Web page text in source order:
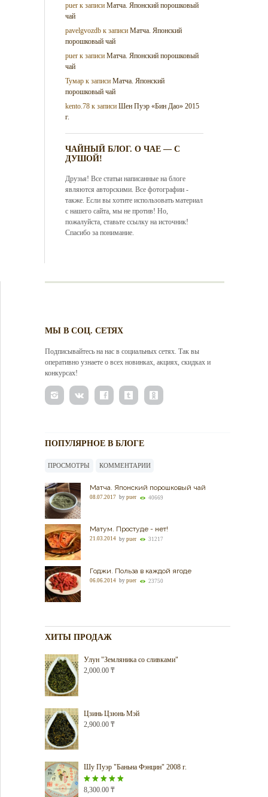
puer к записиМатча. Японский порошковый
чай
pavelgvozdb к записиМатча. Японский
порошковый чай
puer к записиМатча. Японский порошковый
чай
Тумар к записиМатча. Японский
порошковый чай
kento.78 к записиШен Пуэр «Бин Дао» 2015
г.
ЧАЙНЫЙ БЛОГ. О ЧАЕ — С
ДУШОЙ!
Друзья! Все статьи написанные на блоге
являются авторскими. Все фотографии -
также. Если вы хотите использовать материал
с нашего сайта, мы не против! Но,
пожалуйста, ставьте ссылку на источник!
Спасибо за понимание.
МЫ В СОЦ. СЕТЯХ
Подписывайтесь на нас в социальных сетях. Так вы
оперативно узнаете о всех новинках, акциях, скидках и
конкурсах!
ПОПУЛЯРНОЕ В БЛОГЕ
ПРОСМОТРЫ КОММЕНТАРИИ
Матча. Японский порошковый чай
08.07.2017 by puer 40669
Матум. Простуде - нет!
21.03.2014 by puer 31217
Годжи. Польза в каждой ягоде
06.06.2014 by puer 23750
ХИТЫ ПРОДАЖ
Улун "Земляника со сливками"
2,000.00 ₸
Цзинь Цзюнь Мэй
2,900.00 ₸
Шу Пуэр "Баньна Фэнцин" 2008 г.
Оценка5.00
8,300.00 ₸